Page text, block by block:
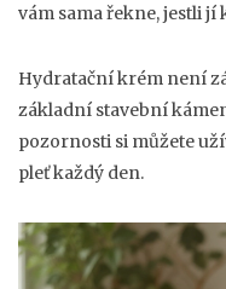
vám sama řekne, jestli jí
Hydratační krém není
základní stavební
pozornosti si můžete
pleť každý den.